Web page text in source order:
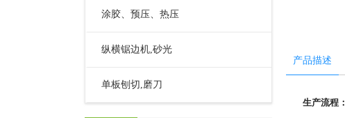
涂胶、预压、热压
纵横锯边机,砂光
单板刨切,磨刀
产品描述
生产流程：